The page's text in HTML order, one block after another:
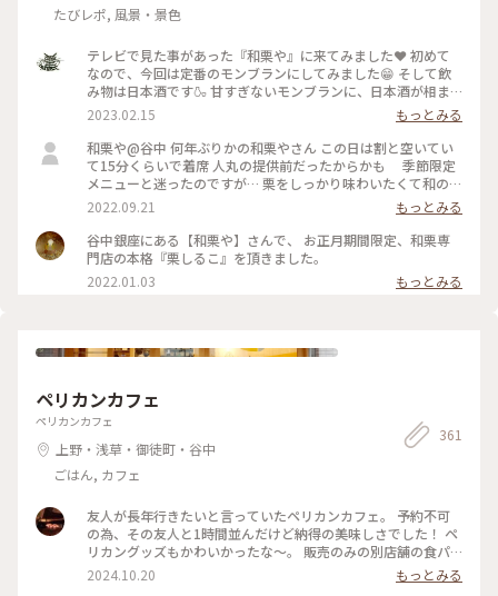
たびレポ, 風景・景色
テレビで見た事があった『和栗や』に来てみました❤️ 初めて
なので、今回は定番のモンブランにしてみました😁 そして飲
み物は日本酒です🍶 甘すぎないモンブランに、日本酒が相ま
って美味しかったです❤️ もちろんほうじ茶などもありますの
で、ご安心を😁 #Myことりっぷ #はじめての投稿 #モンブラン
#日本酒
2023.02.15
もっとみる
和栗や@谷中 何年ぶりかの和栗やさん この日は割と空いてい
て15分くらいで着席 人丸の提供前だったからかも 季節限定
メニューと迷ったのですが… 栗をしっかり味わいたくて和のモ
ンブランと茎ほうじ茶のセットで どうやら単品は無くなった
ようですね… モンブランのセットは器も素敵✨ ほうじ茶が芳
ばしくて濃さも絶妙でした モンブランは栗🌰と砂糖のみ 最後
まで飽きない甘さでいいですね 栗の蜜は寒天にかけていただ
きました 9/17より整理券配布となっていますのでご注意を 都
内に出た目的は流行りの？追いTOP GUN ３回目は大画面の
2022.09.21
もっとみる
谷中銀座にある【和栗や】さんで、 お正月期間限定、和栗専
門店の本格『栗しるこ』を頂きました。
2022.01.03
もっとみる
ペリカンカフェ
ペリカンカフェ
上野・浅草・御徒町・谷中
ごはん, カフェ
361
友人が長年行きたいと言っていたペリカンカフェ。 予約不可
の為、その友人と1時間並んだけど納得の美味しさでした！ ペ
リカングッズもかわいかったな〜。 販売のみの別店舗の食パ
ン、ロールパンは予約必須です。
2024.10.20
もっとみる